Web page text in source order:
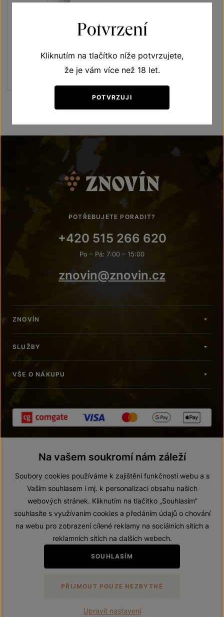
Muškát moravský
moravské zemské víno 2025
Šarže 5318
POTŘEBUJETE PORADIT?
+420 515 266 620
Po – Pá: 7:00 – 15:00
znovin@znovin.cz
ZNOVÍN
SLUŽBY
VŠE O NÁKUPU
© 2026 ZNOVÍN ZNOJMO, a. s.
Prohlášení o přístupnosti
Zákaz prodeje alkoholických nápojů osobám mladším 18 let.
VytvořilwebProgress
Potvrzení
Kliknutím na tlačítko níže potvrzujete,
že je vám více než 18 let.
POTVRZUJI
Na vašem soukromí nám záleží
Soubory cookies používáme k zajištění funkčnosti webu a s
Vaším souhlasem i mj. k personalizaci obsahu našich
webových stránek. Kliknutím na tlačítko „Souhlasím“
souhlasíte s využívaním cookies a předáním údajů o chování
na webu pro zobrazení cílené reklamy na sociálních sítích a
reklamních sítích na dalších webech.
SOUHLASÍM
PŘIJMOUT POUZE NEZBYTNÉ
Upravit nastavení